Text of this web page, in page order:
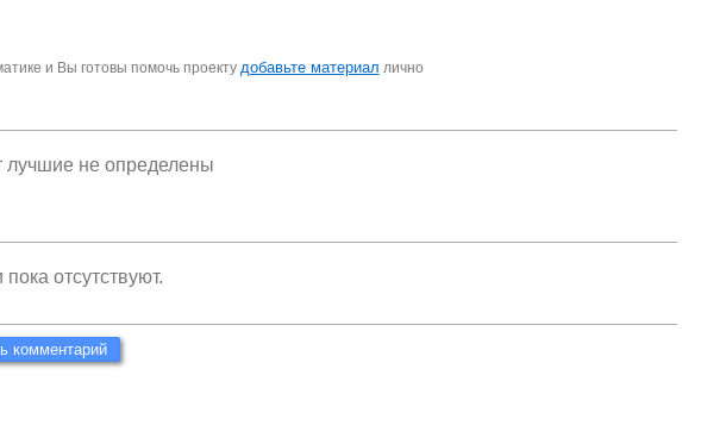
и Вы готовы помочь проекту добавьте материал лично
не определены
отсутствуют.
комментарий